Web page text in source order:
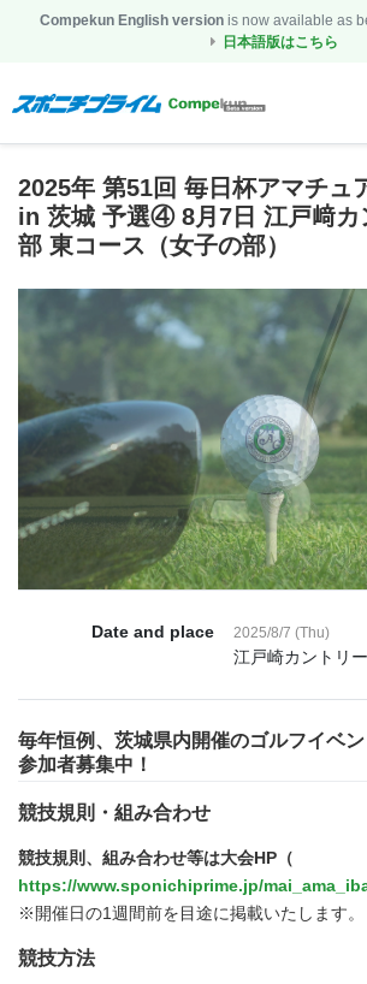
Compekun English version is now available as
日本語版はこちら
2025年 第51回 毎日杯アマチュ
in 茨城 予選④ 8月7日 江戸﨑カ
部 東コース（女子の部）
Date and place 2025/8/7 (Thu)
江戸崎カントリ
毎年恒例、茨城県内開催のゴルフイベン
参加者募集中！
競技規則・組み合わせ
競技規則、組み合わせ等は大会HP（
https://www.sponichiprime.jp/
※開催日の1週間前を目途に掲載いたします。
競技方法